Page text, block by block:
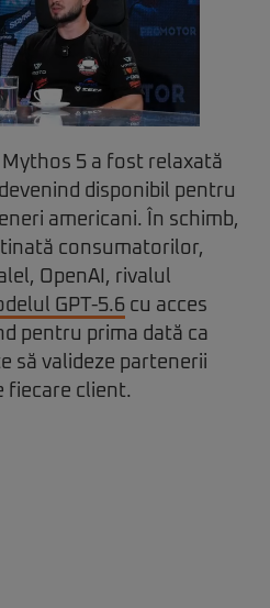
5 a fost relaxată
disponibil pentru
americani. În schimb,
consumatorilor,
OpenAI, rivalul
GPT-5.6 cu acces
pentru prima dată ca
să valideze partenerii
fiecare client.